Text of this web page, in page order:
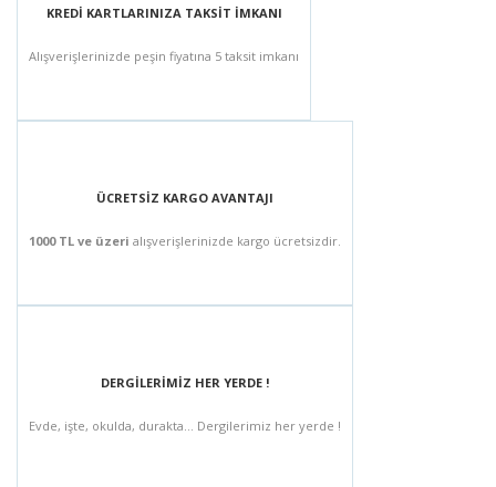
KREDİ KARTLARINIZA TAKSİT İMKANI
Alışverişlerinizde peşin fiyatına 5 taksit imkanı
ÜCRETSİZ KARGO AVANTAJI
1000 TL ve üzeri alışverişlerinizde kargo ücretsizdir.
DERGİLERİMİZ HER YERDE !
Evde, işte, okulda, durakta... Dergilerimiz her yerde !